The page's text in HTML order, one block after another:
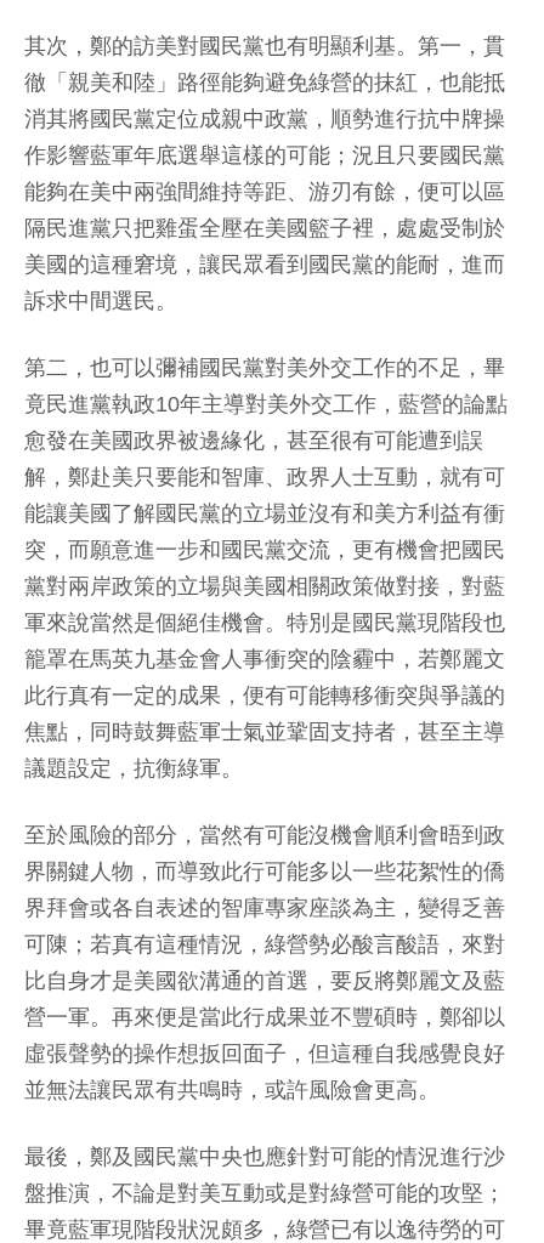
其次，鄭的訪美對國民黨也有明顯利基。第一，貫
徹「親美和陸」路徑能夠避免綠營的抹紅，也能抵
消其將國民黨定位成親中政黨，順勢進行抗中牌操
作影響藍軍年底選舉這樣的可能；況且只要國民黨
能夠在美中兩強間維持等距、游刃有餘，便可以區
隔民進黨只把雞蛋全壓在美國籃子裡，處處受制於
美國的這種窘境，讓民眾看到國民黨的能耐，進而
訴求中間選民。
第二，也可以彌補國民黨對美外交工作的不足，畢
竟民進黨執政10年主導對美外交工作，藍營的論點
愈發在美國政界被邊緣化，甚至很有可能遭到誤
解，鄭赴美只要能和智庫、政界人士互動，就有可
能讓美國了解國民黨的立場並沒有和美方利益有衝
突，而願意進一步和國民黨交流，更有機會把國民
黨對兩岸政策的立場與美國相關政策做對接，對藍
軍來說當然是個絕佳機會。特別是國民黨現階段也
籠罩在馬英九基金會人事衝突的陰霾中，若鄭麗文
此行真有一定的成果，便有可能轉移衝突與爭議的
焦點，同時鼓舞藍軍士氣並鞏固支持者，甚至主導
議題設定，抗衡綠軍。
至於風險的部分，當然有可能沒機會順利會晤到政
界關鍵人物，而導致此行可能多以一些花絮性的僑
界拜會或各自表述的智庫專家座談為主，變得乏善
可陳；若真有這種情況，綠營勢必酸言酸語，來對
比自身才是美國欲溝通的首選，要反將鄭麗文及藍
營一軍。再來便是當此行成果並不豐碩時，鄭卻以
虛張聲勢的操作想扳回面子，但這種自我感覺良好
並無法讓民眾有共鳴時，或許風險會更高。
最後，鄭及國民黨中央也應針對可能的情況進行沙
盤推演，不論是對美互動或是對綠營可能的攻堅；
畢竟藍軍現階段狀況頗多，綠營已有以逸待勞的可